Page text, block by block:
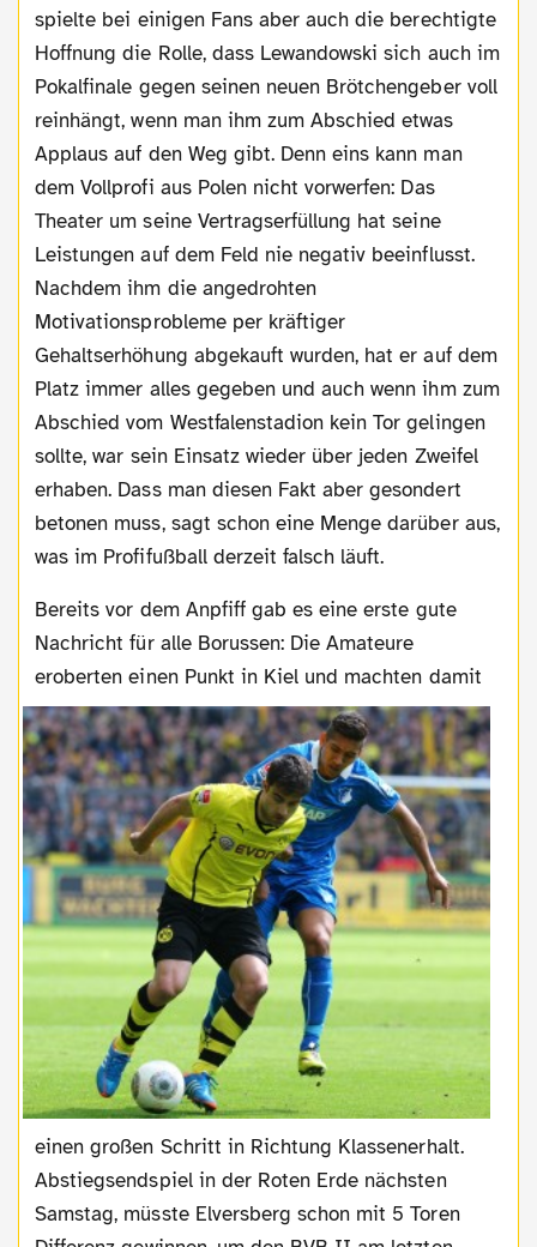
spielte bei einigen Fans aber auch die berechtigte
Hoffnung die Rolle, dass Lewandowski sich auch im
Pokalfinale gegen seinen neuen Brötchengeber voll
reinhängt, wenn man ihm zum Abschied etwas
Applaus auf den Weg gibt. Denn eins kann man
dem Vollprofi aus Polen nicht vorwerfen: Das
Theater um seine Vertragserfüllung hat seine
Leistungen auf dem Feld nie negativ beeinflusst.
Nachdem ihm die angedrohten
Motivationsprobleme per kräftiger
Gehaltserhöhung abgekauft wurden, hat er auf dem
Platz immer alles gegeben und auch wenn ihm zum
Abschied vom Westfalenstadion kein Tor gelingen
sollte, war sein Einsatz wieder über jeden Zweifel
erhaben. Dass man diesen Fakt aber gesondert
betonen muss, sagt schon eine Menge darüber aus,
was im Profifußball derzeit falsch läuft.
Bereits vor dem Anpfiff gab es eine erste gute
Nachricht für alle Borussen: Die Amateure
eroberten einenPunkt in Kiel und machten damit
einen großen Schritt in Richtung Klassenerhalt.
Abstiegsendspiel in der Roten Erde nächsten
Samstag, müsste Elversberg schon mit 5 Toren